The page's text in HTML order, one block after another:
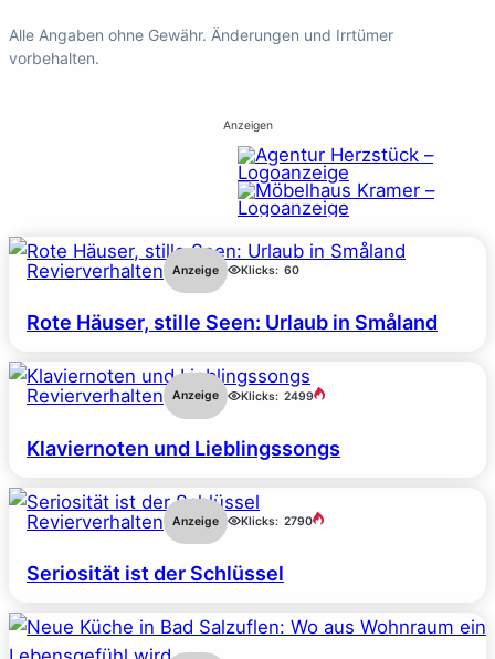
Alle Angaben ohne Gewähr. Änderungen und Irrtümer
vorbehalten.
Anzeigen
Revierverhalten Anzeige Klicks: 60
Rote Häuser, stille Seen: Urlaub in Småland
Revierverhalten Anzeige Klicks: 2499
Klaviernoten und Lieblingssongs
Revierverhalten Anzeige Klicks: 2790
Seriosität ist der Schlüssel